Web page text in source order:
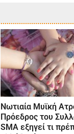
Νωτιαία Μυϊκή
Πρόεδρος του
SMA εξηγεί τι